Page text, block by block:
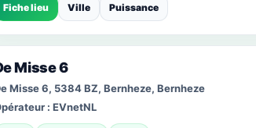
Fiche lieu Ville Puissance
Misse 6
Misse 6, 5384 BZ, Bernheze, Bernheze
: EVnetNL